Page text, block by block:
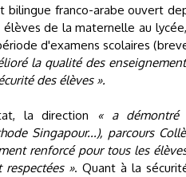
franco-arabe ouvert
de la maternelle au
d'examens scolaires
la qualité des
des élèves ».
la direction
« a démontré
Singapour...), parcours
renforcé pour tous les
». Quant à la